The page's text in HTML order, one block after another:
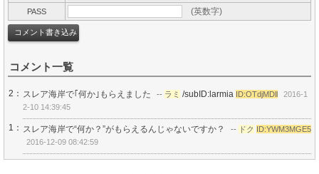
PASS (英数字)
コメント一覧
2： スレア海岸で｢何か｣もらえました -- ラミ /subID:larmia ID:OTdjMDll
2016-1
2-10 14:39:45
1： スレア海岸で“何か？”がもらえるんじゃないですか？ -- ドク ID:YWM3MGE5
2016-12-09 08:42:59